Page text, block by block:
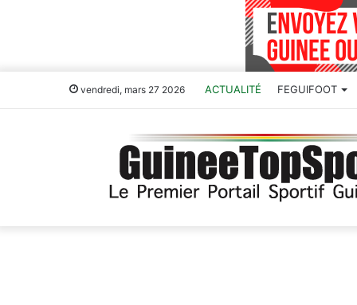
vendredi, mars 27 2026 ACTUALITÉ FEGUIFOOT